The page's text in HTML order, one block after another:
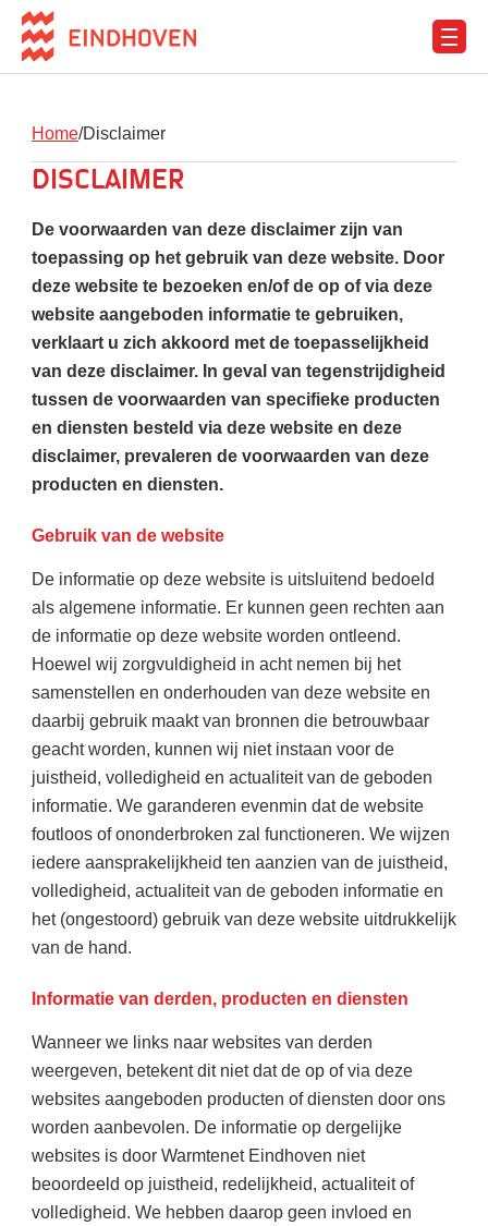
naar
de
Home Disclaimer
Disclaimer
De voorwaarden van deze disclaimer zijn van
toepassing op het gebruik van deze website. Door
deze website te bezoeken en/of de op of via deze
website aangeboden informatie te gebruiken,
verklaart u zich akkoord met de toepasselijkheid
van deze disclaimer. In geval van tegenstrijdigheid
tussen de voorwaarden van specifieke producten
en diensten besteld via deze website en deze
disclaimer, prevaleren de voorwaarden van deze
producten en diensten.
Gebruik van de website
De informatie op deze website is uitsluitend bedoeld
als algemene informatie. Er kunnen geen rechten aan
de informatie op deze website worden ontleend.
Hoewel wij zorgvuldigheid in acht nemen bij het
samenstellen en onderhouden van deze website en
daarbij gebruik maakt van bronnen die betrouwbaar
geacht worden, kunnen wij niet instaan voor de
juistheid, volledigheid en actualiteit van de geboden
informatie. We garanderen evenmin dat de website
foutloos of ononderbroken zal functioneren. We wijzen
iedere aansprakelijkheid ten aanzien van de juistheid,
volledigheid, actualiteit van de geboden informatie en
het (ongestoord) gebruik van deze website uitdrukkelijk
van de hand.
Informatie van derden, producten en diensten
Wanneer we links naar websites van derden
weergeven, betekent dit niet dat de op of via deze
websites aangeboden producten of diensten door ons
worden aanbevolen. De informatie op dergelijke
websites is door Warmtenet Eindhoven niet
beoordeeld op juistheid, redelijkheid, actualiteit of
volledigheid. We hebben daarop geen invloed en